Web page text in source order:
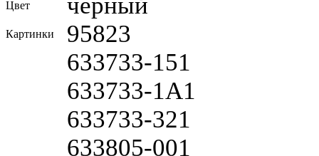
Цвет
Картинки 95823
633733-151
633733-1A1
633733-321
633805-001